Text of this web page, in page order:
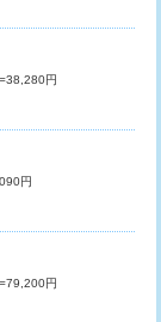
円
円+材料費
円
円
円